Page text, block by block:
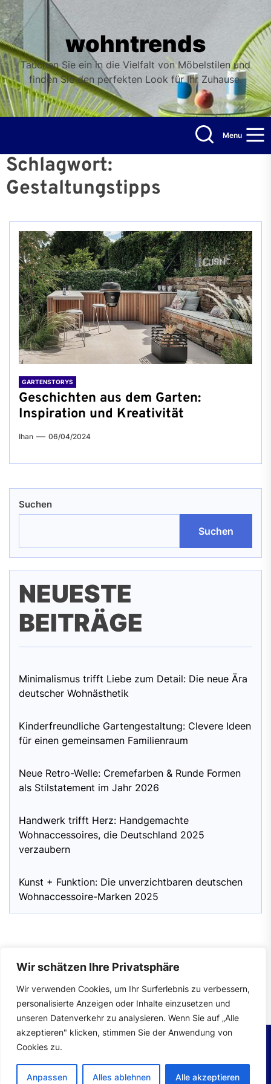
Wir schätzen Ihre Privatsphäre
Wir verwenden Cookies, um Ihr Surferlebnis zu verbessern,
personalisierte Anzeigen oder Inhalte einzusetzen und
unseren Datenverkehr zu analysieren. Wenn Sie auf „Alle
akzeptieren" klicken, stimmen Sie der Anwendung von
Cookies zu.
Anpassen Alles ablehnen Alle akzeptieren
Skip
to
the
content
wohntrends
Tauchen Sie ein in die Vielfalt von Möbelstilen und
finden Sie den perfekten Look für Ihr Zuhause.
Menu
Schlagwort:
Gestaltungstipps
GARTENSTORYS
Geschichten aus dem Garten:
Inspiration und Kreativität
Ihan 06/04/2024
Suchen
Suchen
NEUESTE
BEITRÄGE
Minimalismus trifft Liebe zum Detail: Die neue Ära
deutscher Wohnästhetik
Kinderfreundliche Gartengestaltung: Clevere Ideen
für einen gemeinsamen Familienraum
Neue Retro-Welle: Cremefarben & Runde Formen
als Stilstatement im Jahr 2026
Handwerk trifft Herz: Handgemachte
Wohnaccessoires, die Deutschland 2025
verzaubern
Kunst + Funktion: Die unverzichtbaren deutschen
Wohnaccessoire-Marken 2025
Impressum|Datenschutzerklärung
Copyright © 2026 wohntrends.All rights reserved.
Theme: Mahalo By
Themeinwp.Powered byWordPress.